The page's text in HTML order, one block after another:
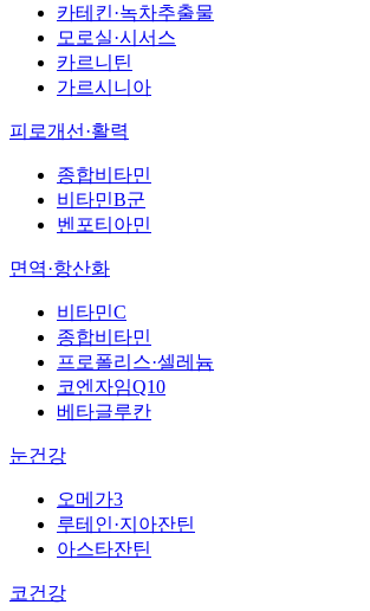
카테킨·녹차추출물
모로실·시서스
카르니틴
가르시니아
피로개선·활력
종합비타민
비타민B군
벤포티아민
면역·항산화
비타민C
종합비타민
프로폴리스·셀레늄
코엔자임Q10
베타글루칸
눈건강
오메가3
루테인·지아잔틴
아스타잔틴
코건강